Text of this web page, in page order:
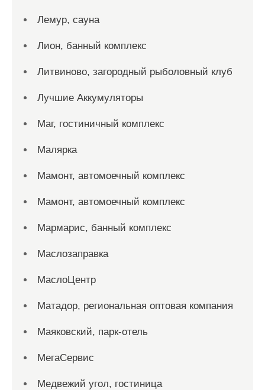
Лемур, сауна
Лион, банный комплекс
Литвиново, загородный рыболовный клуб
Лучшие Аккумуляторы
Маг, гостиничный комплекс
Малярка
Мамонт, автомоечный комплекс
Мамонт, автомоечный комплекс
Мармарис, банный комплекс
Маслозаправка
МаслоЦентр
Матадор, региональная оптовая компания
Маяковский, парк-отель
МегаСервис
Медвежий угол, гостиница